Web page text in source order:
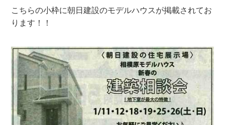
こちらの小枠に朝日建設のモデルハウスが掲載されてお
ります！！